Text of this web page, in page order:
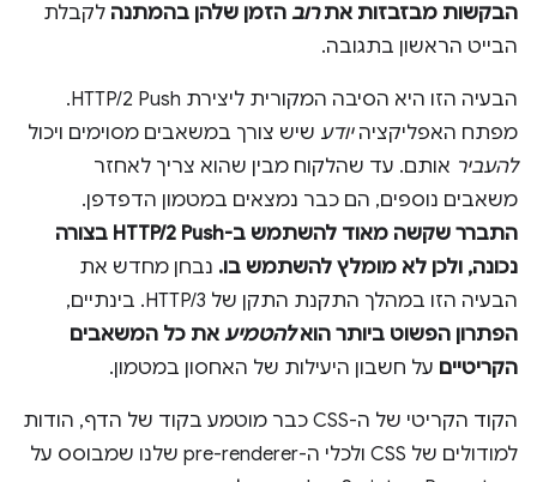
הבקשות מבזבזות אתרוב הזמן שלהן בהמתנה לקבלת
הבייט הראשון בתגובה.
הבעיה הזו היא הסיבה המקורית ליצירת HTTP/2 Push.
מפתח האפליקציהיודע שיש צורך במשאבים מסוימים ויכול
להעביר אותם. עד שהלקוח מבין שהוא צריך לאחזר
משאבים נוספים, הם כבר נמצאים במטמון הדפדפן.
התברר שקשה מאוד להשתמש ב-HTTP/2 Push בצורה
נכונה, ולכן לא מומלץ להשתמש בו. נבחן מחדש את
הבעיה הזו במהלך התקנת התקן של HTTP/3. בינתיים,
הפתרון הפשוט ביותר הואלהטמיע את כל המשאבים
הקריטיים על חשבון היעילות של האחסון במטמון.
הקוד הקריטי של ה-CSS כבר מוטמע בקוד של הדף, הודות
למודולים של CSS ולכלי ה-pre-renderer שלנו שמבוסס על